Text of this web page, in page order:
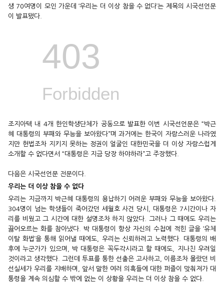
생 70여명이 모인 가운데 ‘우리는 더 이상 참을 수 없다’는 제목의 시국선언문
이 발표됐다.
조지아텍 내 4개 한인학생단체가 공동으로 발표한 이번 시국선언문은 “박근
혜 대통령의 부패와 무능을 보아왔다”며 과거에는 한국이 자랑스러운 나라였
지만 헌법조차 지키지 못하는 정권이 얼굴인 대한민국을 더 이상 자랑스럽게
소개할 수 없다면서 “대통령은 지금 당장 하야하라”고 주장했다.
다음은 시국선언문 전문이다.
우리는 더 이상 참을 수 없다
우리는 지금까지 박근혜 대통령의 용납하기 어려운 부패와 무능을 보아왔다.
304명이 넘는 학생들이 죽어갔던 세월호 사건 당시, 대통령은 7시간이나 자
리를 비웠고 그 시간에 대한 설명조차 하지 않았다. 그러나 그 때에도 우리는
끓어오르는 화를 참아냈다. 박 대통령이 항상 자신의 수첩에 적힌 글을 ‘유체
이탈 화법’을 통해 읽어낼 때에도, 우리는 신뢰하려고 노력했다. 대통령의 배
후에 누군가가 있으며, 박 대통령은 꼭두각시라고 할 때에도, 지나친 우려일
것이라고 생각했다. 그런데 투표를 통한 선출은 고사하고, 이름조차 몰랐던 비
선실세가 우리를 지배하며, 앞서 말한 여러 의혹들에 대한 퍼즐이 맞춰져가 대
통령을 계속 의심할 수 밖에 없는 이 상황을 우리는 더 이상 참을 수 없다.